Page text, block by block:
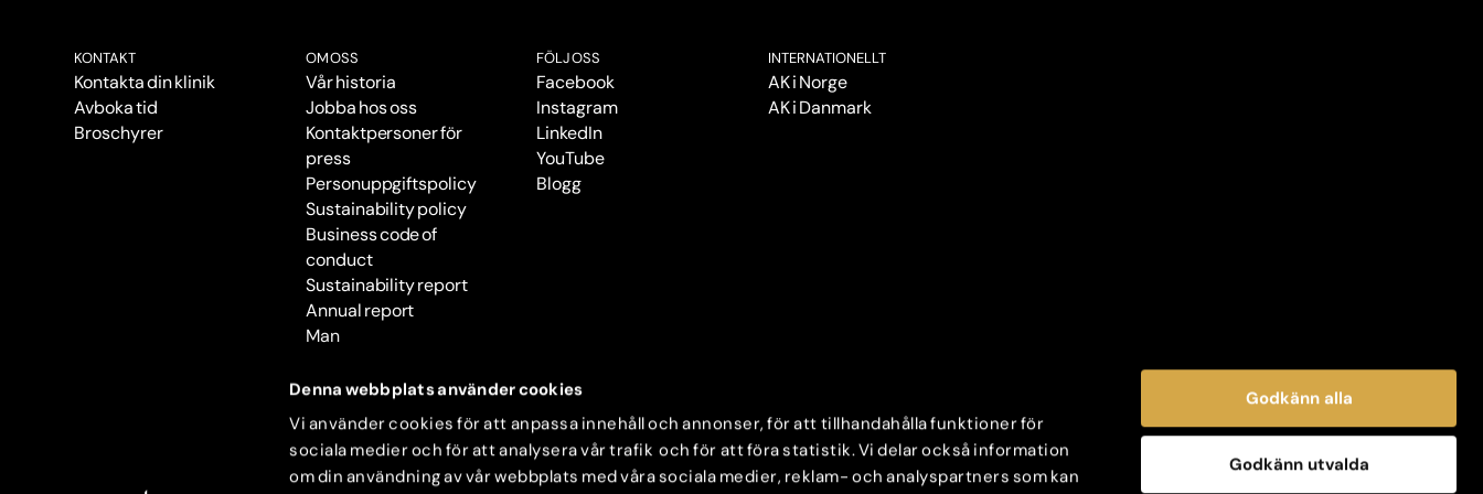
Denna webbplats använder cookies
Vi använder cookies för att anpassa innehåll och annonser, för att tillhandahålla funktioner för
sociala medier och för att analysera vår trafik och för att föra statistik. Vi delar också information
om din användning av vår webbplats med våra sociala medier, reklam- och analyspartners som kan
Godkänn alla
Godkänn utvalda
KONTAKT
Kontakta din klinik
Avboka tid
Broschyrer
OM OSS
Vår historia
Jobba hos oss
Kontaktpersoner för
press
Personuppgiftspolicy
Sustainability policy
Business code of
conduct
Sustainability report
Annual report
Man
FÖLJ OSS
Facebook
Instagram
LinkedIn
YouTube
Blogg
INTERNATIONELLT
AK i Norge
AK i Danmark